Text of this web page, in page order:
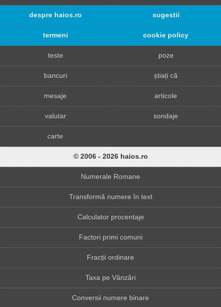
despre haios.ro sugestii
termeni cookie policy
teste poze
bancuri știați că
mesaje articole
valutar sondaje
carte
© 2006 - 2026 haios.ro
Numerale Romane
Transformă numere în text
Calculator procentaje
Factori primi comuni
Fracții ordinare
Taxa pe Vânzări
Conversii numere binare